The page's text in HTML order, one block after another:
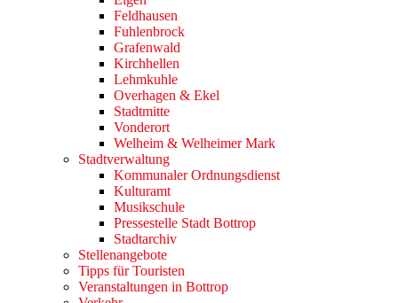
Feldhausen
Fuhlenbrock
Grafenwald
Kirchhellen
Lehmkuhle
Overhagen & Ekel
Stadtmitte
Vonderort
Welheim & Welheimer Mark
Stadtverwaltung
Kommunaler Ordnungsdienst
Kulturamt
Musikschule
Pressestelle Stadt Bottrop
Stadtarchiv
Stellenangebote
Tipps für Touristen
Veranstaltungen in Bottrop